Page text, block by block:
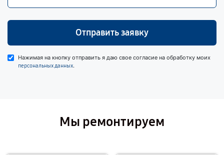
Отправить заявку
Нажимая на кнопку отправить я даю свое согласие на обработку моих
персональных данных.
Мы ремонтируем